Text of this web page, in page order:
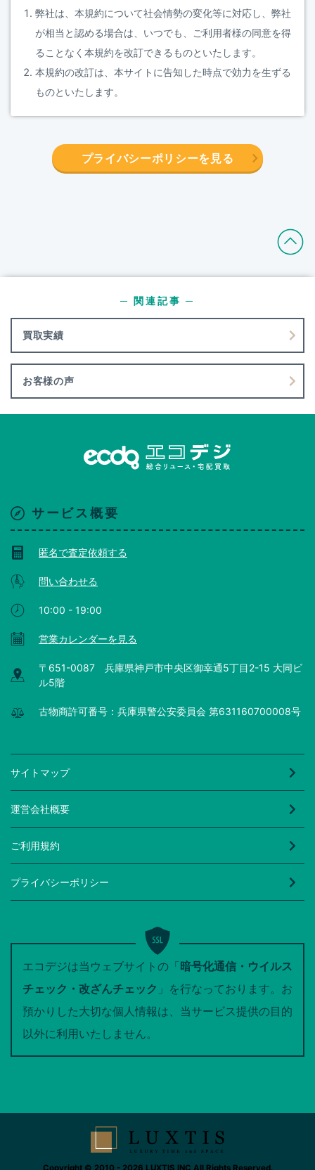
弊社は、本規約について社会情勢の変化等に対応し、弊社
が相当と認める場合は、いつでも、ご利用者様の同意を得
ることなく本規約を改訂できるものといたします。
本規約の改訂は、本サイトに告知した時点で効力を生ずる
ものといたします。
プライバシーポリシーを見る
買取実績
─ 関連記事 ─
お客様の声
サービス概要
匿名で査定依頼する
問い合わせる
10:00 - 19:00
営業カレンダーを見る
〒651-0087 兵庫県神戸市中央区御幸通5丁目2-15 大同ビ
ル5階
古物商許可番号：兵庫県警公安委員会 第631160700008号
サイトマップ
運営会社概要
ご利用規約
プライバシーポリシー
エコデジは当ウェブサイトの「暗号化通信・ウイルス
チェック・改ざんチェック 」を行なっております。お
預かりした大切な個人情報は、当サービス提供の目的
以外に利用いたしません。
Copyright © 2010 - 2026 LUXTIS INC All Rights Reserved.